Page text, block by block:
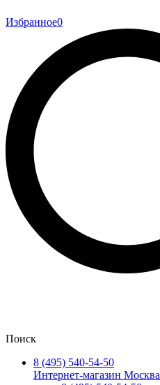
Избранное0
Поиск
8 (495) 540-54-50
Интернет-магазин Москва